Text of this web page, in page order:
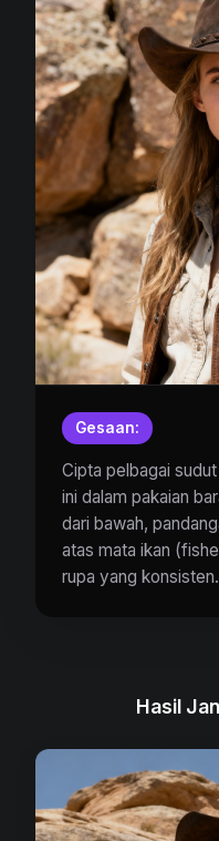
Gesaan:
Cipta pelbagai
ini dalam pakaian
dari bawah,
atas mata ikan
rupa yang konsisten.
Hasil